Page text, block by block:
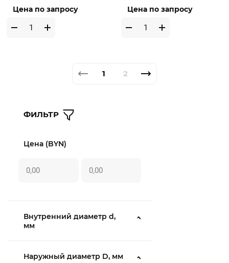
ФИЛЬТР
Цена (BYN)
Внутренний диаметр d,
мм
Наружный диаметр D, мм
Цена по запросу Цена по запросу
1 2